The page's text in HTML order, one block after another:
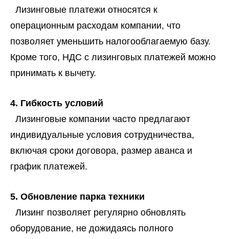
Лизинговые платежи относятся к
операционным расходам компании, что
позволяет уменьшить налогооблагаемую базу.
Кроме того, НДС с лизинговых платежей можно
принимать к вычету.
4. Гибкость условий
Лизинговые компании часто предлагают
индивидуальные условия сотрудничества,
включая сроки договора, размер аванса и
график платежей.
5. Обновление парка техники
Лизинг позволяет регулярно обновлять
оборудование, не дожидаясь полного